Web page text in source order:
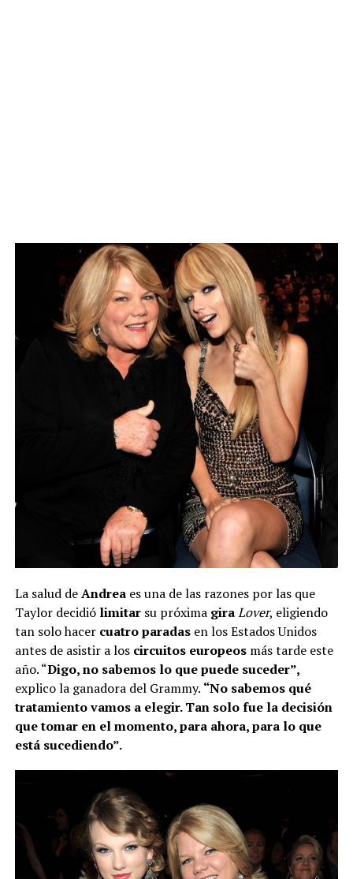
La salud deAndreaes una de las razones por las que
Taylor decidiólimitarsu próxima giraLover, eligiendo
tan solo hacercuatro paradasen los Estados Unidos
antes de asistir a loscircuitos europeosmás tarde este
año. “Digo, no sabemos lo que puede suceder”,
explico la ganadora del Grammy. “No sabemos qué
tratamiento vamos a elegir. Tan solo fue la decisión
que tomar en el momento, para ahora, para lo que
está sucediendo”.